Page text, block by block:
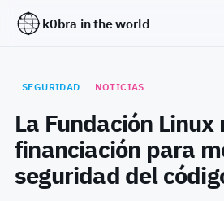
k0bra in the world
SEGURIDAD NOTICIAS
La Fundación Linux
financiación para
seguridad del